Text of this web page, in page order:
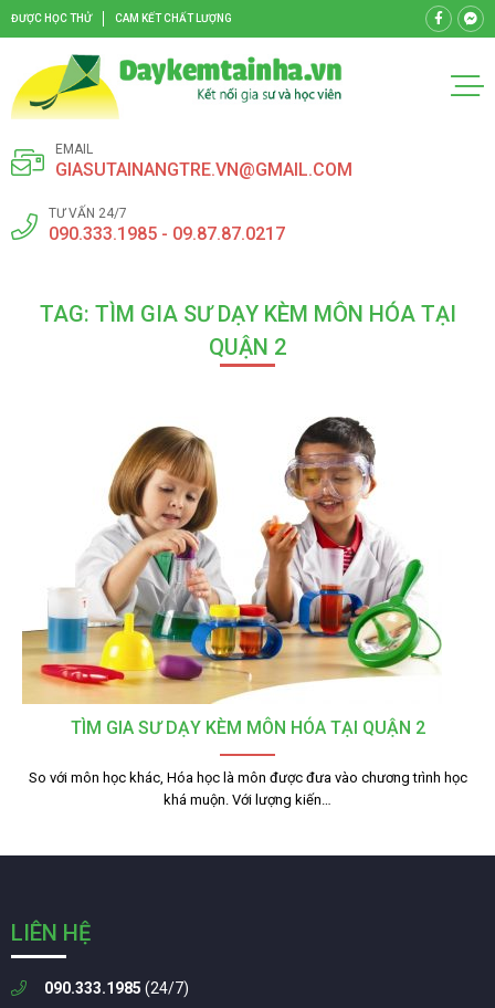
ĐƯỢC HỌC THỬ CAM KẾT CHẤT LƯỢNG
EMAIL
GIASUTAINANGTRE.VN@GMAIL.COM
TƯ VẤN 24/7
090.333.1985 - 09.87.87.0217
TAG: TÌM GIA SƯ DẠY KÈM MÔN HÓA TẠI
QUẬN 2
TÌM GIA SƯ DẠY KÈM MÔN HÓA TẠI QUẬN 2
So với môn học khác, Hóa học là môn được đưa vào chương trình học
khá muộn. Với lượng kiến…
LIÊN HỆ
090.333.1985 (24/7)